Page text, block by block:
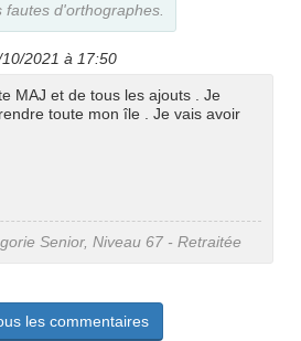
d'orthographes.
2021 à 17:50
MAJ et de tous les ajouts . Je
toute mon île . Je vais avoir
Senior, Niveau 67 - Retraitée
les commentaires